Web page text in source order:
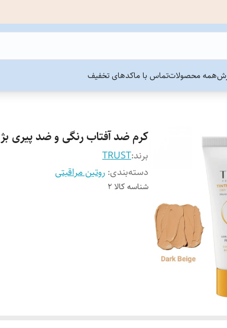
همه محصولاتتماس با ماکدهای تخفیف
کرم ضد آفتاب رنگی و ضد پیری
برند:TRUST
دسته‌بندی: روتین مراقبتی
شناسه کالا 2